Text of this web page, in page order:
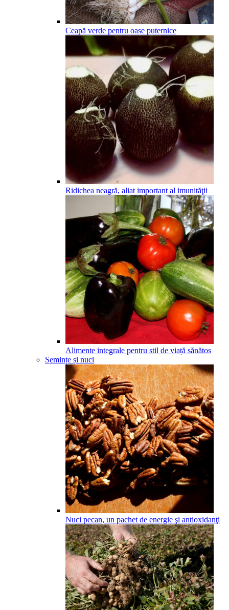
Ceapă verde pentru oase puternice
Ridichea neagră, aliat important al imunităţii
Alimente integrale pentru stil de viață sănătos
Semințe și nuci
Nuci pecan, un pachet de energie şi antioxidanţi